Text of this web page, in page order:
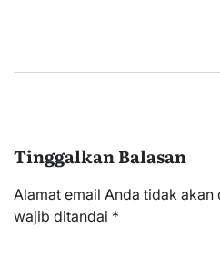
Tinggalkan Balasan
Alamat email Anda tidak
wajib ditandai *